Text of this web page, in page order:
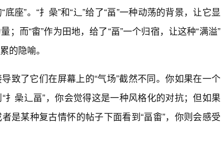
座”。“扌喿”和“辶”给了“畐”一种动荡的背景，让它显
；而“畬”作为田地，给了“畐”一个归宿，让这种“满溢”
的隐喻。
致了它们在屏幕上的“气场”截然不同。你如果在一个
扌喿辶畐”，你会觉得这是一种风格化的对抗；但如果
是某种复古情怀的帖子下面看到“畐畬”，你则会感受